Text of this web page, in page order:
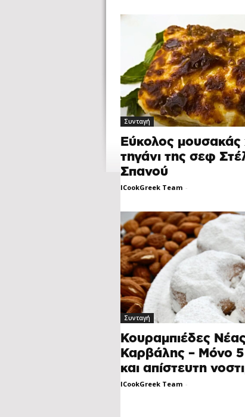
Συνταγή
Εύκολος μουσακάς
τηγάνι της σεφ
Σπανού
ICookGreek Team -
Συνταγή
Κουραμπιέδες
Καρβάλης – Μόνο 5
και απίστευτη
ICookGreek Team -